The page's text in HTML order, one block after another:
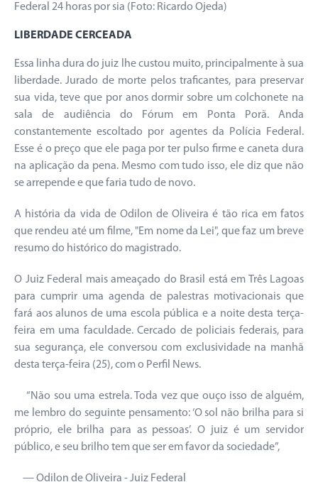
Federal 24 horas por sia (Foto: Ricardo Ojeda)
LIBERDADE CERCEADA
Essa linha dura do juiz lhe custou muito, principalmente à sua
liberdade. Jurado de morte pelos traficantes, para preservar
sua vida, teve que por anos dormir sobre um colchonete na
sala de audiência do Fórum em Ponta Porã. Anda
constantemente escoltado por agentes da Polícia Federal.
Esse é o preço que ele paga por ter pulso firme e caneta dura
na aplicação da pena. Mesmo com tudo isso, ele diz que não
se arrepende e que faria tudo de novo.
A história da vida de Odilon de Oliveira é tão rica em fatos
que rendeu até um filme, "Em nome da Lei", que faz um breve
resumo do histórico do magistrado.
O Juiz Federal mais ameaçado do Brasil está em Três Lagoas
para cumprir uma agenda de palestras motivacionais que
fará aos alunos de uma escola pública e a noite desta terça-
feira em uma faculdade. Cercado de policiais federais, para
sua segurança, ele conversou com exclusividade na manhã
desta terça-feira (25), com o Perfil News.
“Não sou uma estrela. Toda vez que ouço isso de alguém,
me lembro do seguinte pensamento: ‘O sol não brilha para si
próprio, ele brilha para as pessoas’. O juiz é um servidor
público, e seu brilho tem que ser em favor da sociedade”,
— Odilon de Oliveira - Juiz Federal